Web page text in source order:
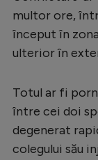
multor ore,
început în
ulterior în
Totul ar fi
între cei doi
degenerat
colegului său